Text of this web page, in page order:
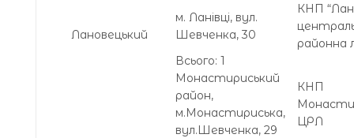
Лановецький
м. Ланівці, вул.
Шевченка, 30
КНП
районна
Всього: 1
Монастириський
район,
м.Монастириська,
вул.Шевченка, 29
КНП
ЦРЛ